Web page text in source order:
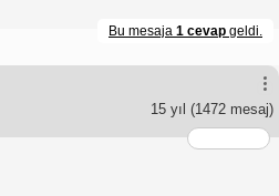
Bu mesaja 1 cevap geldi.
15 yıl (1472 mesaj)